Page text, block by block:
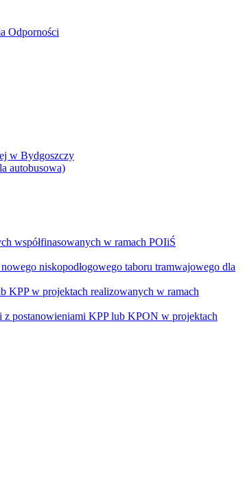
Odporności
w Bydgoszczy
autobusowa)
współfinasowanych w ramach POIiŚ
niskopodłogowego taboru tramwajowego dla
KPP w projektach realizowanych w ramach
z postanowieniami KPP lub KPON w projektach